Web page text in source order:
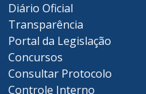
Diário Oficial
Transparência
Portal da Legislação
Concursos
Consultar Protocolo
Controle Interno